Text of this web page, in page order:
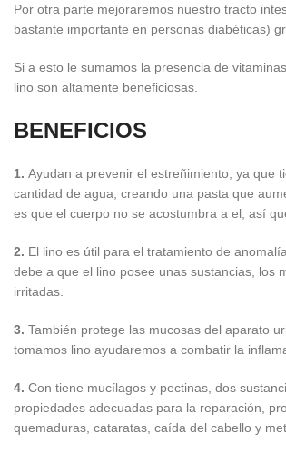
Por otra parte mejoraremos nuestro tracto
bastante importante en personas diabéticas)
Si a esto le sumamos la presencia de
lino son altamente beneficiosas.
BENEFICIOS
1. Ayudan a prevenir el estreñimiento, ya que
cantidad de agua, creando una pasta que
es que el cuerpo no se acostumbra a el, así
2. El lino es útil para el tratamiento de
debe a que el lino posee unas sustancias, los
irritadas.
3. También protege las mucosas del aparato
tomamos lino ayudaremos a combatir la
4. Con tiene mucílagos y pectinas, dos
propiedades adecuadas para la reparación,
quemaduras, cataratas, caída del cabello y